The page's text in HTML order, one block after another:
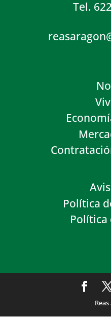
Tel.
Política
Política